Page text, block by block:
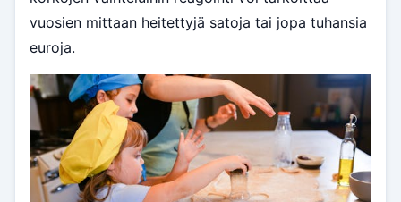
vuosien mittaan heitettyjä satoja tai jopa tuhansia
euroja.